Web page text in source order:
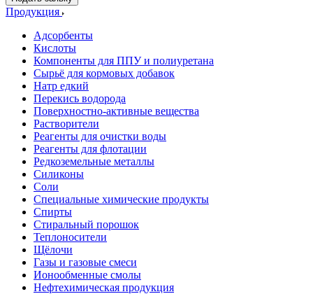
Продукция
Адсорбенты
Кислоты
Компоненты для ППУ и полиуретана
Сырьё для кормовых добавок
Натр едкий
Перекись водорода
Поверхностно-активные вещества
Растворители
Реагенты для очистки воды
Реагенты для флотации
Редкоземельные металлы
Силиконы
Соли
Специальные химические продукты
Спирты
Стиральный порошок
Теплоносители
Щёлочи
Газы и газовые смеси
Ионообменные смолы
Нефтехимическая продукция